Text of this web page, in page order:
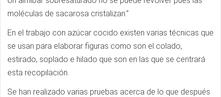
moléculas de sacarosa cristalizan.”
En el trabajo con azúcar cocido existen varias técnicas que
se usan para elaborar figuras como son el colado,
estirado, soplado e hilado que son en las que se centrará
esta recopilación.
Se han realizado varias pruebas acerca de lo que después